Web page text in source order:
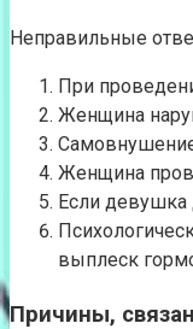
Неправильные
При
Женщина
Женщина
Если девушка
выплеск
Причины,